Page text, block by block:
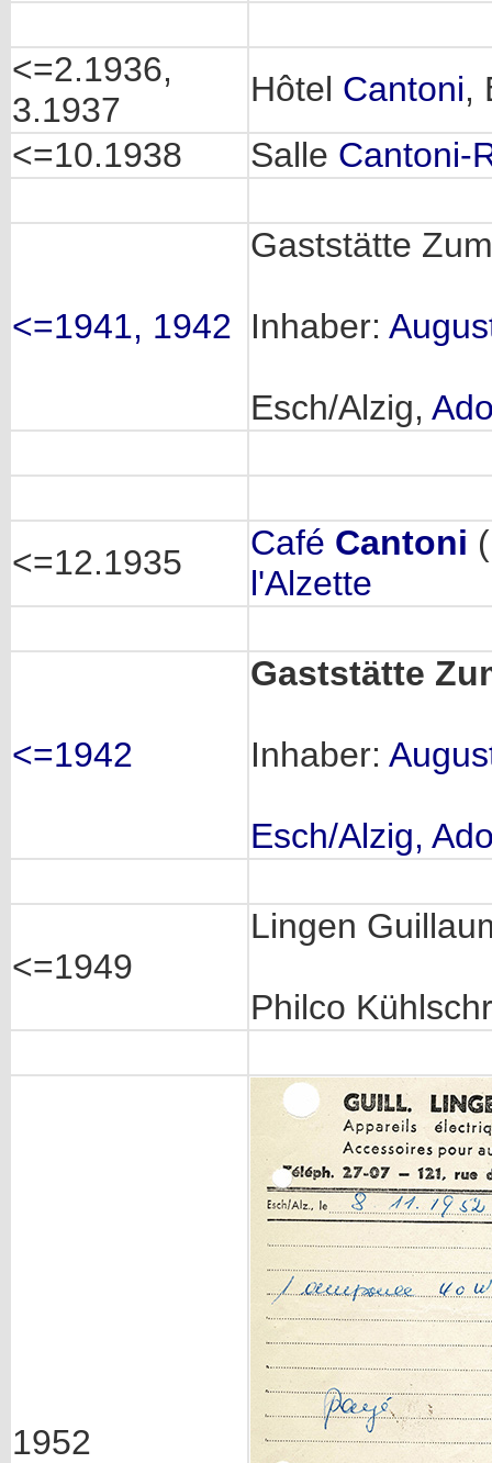
<=2.1936,
3.1937
Hôtel Cantoni,
<=10.1938
Salle Cantoni-
<=1941, 1942
Gaststätte
Inhaber:
Esch/Alzig,
<=12.1935 Café Cantoni (
l'Alzette
<=1942
Gaststätte
Inhaber:
Esch/Alzig,
<=1949
Lingen
Philco
1952